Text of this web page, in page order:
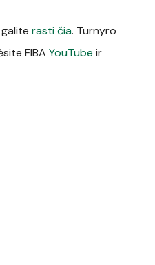
rasti čia. Turnyro
FIBA YouTube ir